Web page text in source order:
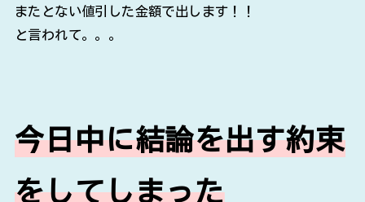
またとない値引した金額で出します！！
と言われて。。。
今日中に結論を出す約束
をしてしまった